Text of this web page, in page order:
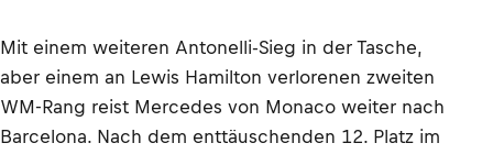
Mit einem weiteren Antonelli-Sieg in der Tasche,
aber einem an Lewis Hamilton verlorenen zweiten
WM-Rang reist Mercedes von Monaco weiter nach
Barcelona. Nach dem enttäuschenden 12. Platz im